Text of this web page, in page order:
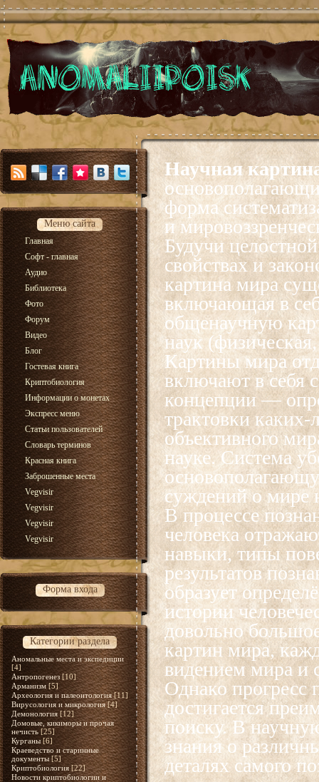
Меню сайта
Главная
Софт - главная
Аудио
Библиотека
Фото
Форум
Видео
Блог
Гостевая книга
Криптобиология
Информации о монетах
Экспресс меню
Статьи пользователей
Словарь терминов
Красная книга
Заброшенные места
Vegvisir
Vegvisir
Vegvisir
Vegvisir
Форма входа
Категории раздела
Аномальные места и экспедиции
[4]
Антропогенез [10]
Арманизм [5]
Археология и палеонтология [11]
Вирусология и микрология [4]
Демонология [12]
Домовые, кикиморы и прочая
нечисть [25]
Курганы [6]
Краеведство и старинные
документы [5]
Криптобиология [22]
Новости криптобиологии и
Научная
форма
и
Будучи
свойствах и
картина мира
включающая в
общенаучную
наук
Картины мира
включают в себя
концепции —
трактовки
объективного
науке. Система
суждений о мире
В процессе
человека
навыки, типы
результатов
образует
истории
довольно
картин мира,
видением мира и
Однако
достигается
поиску. В
знания о
деталях самого